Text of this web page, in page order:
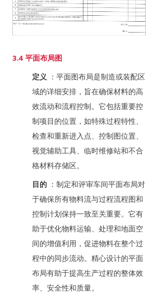
3.4 平面布局图
定义 ：平面图布局是制造或装配区
域的详细安排，旨在确保材料的高
效流动和流程控制。它包括重要控
制项目的位置，如特殊过程特性、
检查和重新进入点、控制图位置、
视觉辅助工具、临时维修站和不合
格材料存储区。
目的 ：制定和评审车间平面布局对
于确保所有物料流与过程流程图和
控制计划保持一致至关重要。它有
助于优化物料运输、处理和地面空
间的增值利用，促进物料在整个过
程中的同步流动。精心设计的平面
布局有助于提高生产过程的整体效
率、安全性和质量。